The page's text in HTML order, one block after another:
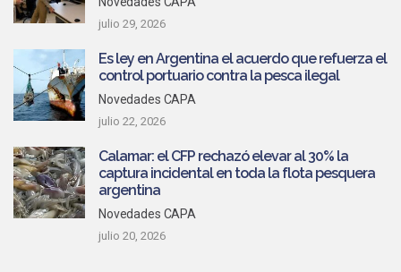
julio 29, 2026
Es ley en Argentina el acuerdo que refuerza el
control portuario contra la pesca ilegal
Novedades CAPA
julio 22, 2026
Calamar: el CFP rechazó elevar al 30% la
captura incidental en toda la flota pesquera
argentina
Novedades CAPA
julio 20, 2026